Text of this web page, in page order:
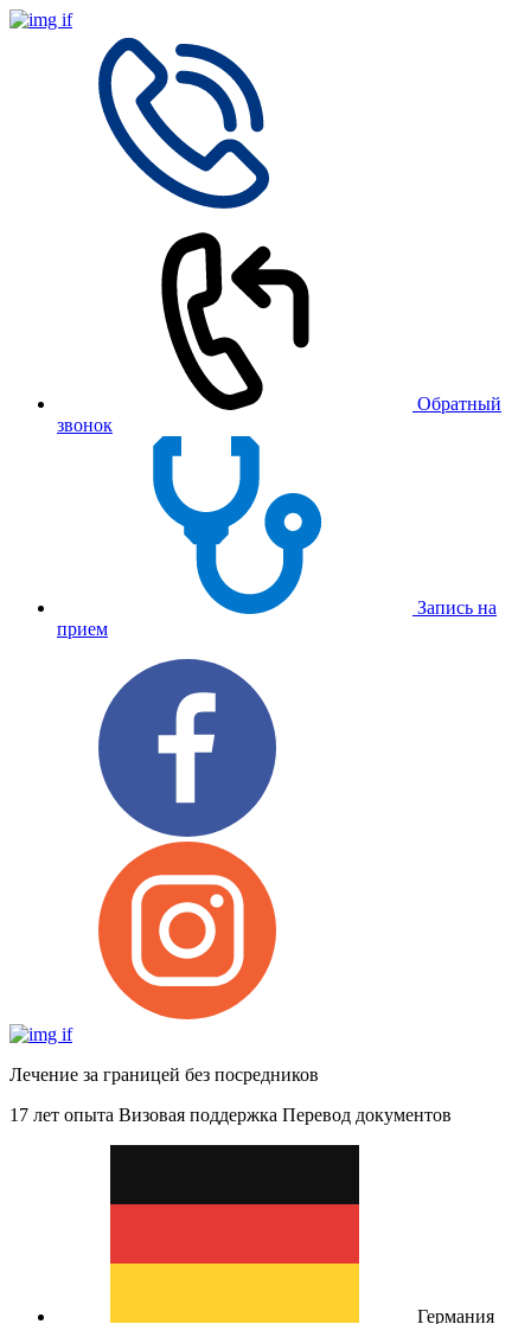
Обратный
звонок
Запись на
прием
Лечение за границей без посредников
17 лет опыта Визовая поддержка Перевод документов
Германия